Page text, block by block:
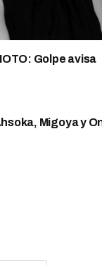
Golpe avisa
Migoya y